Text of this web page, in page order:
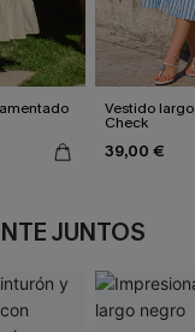
Vestido
Check
39,00 €
JUNTOS